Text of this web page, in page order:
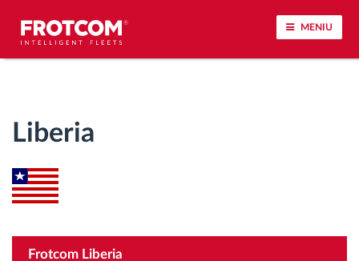
MENIU
Analiza stilului de condus
Monitorizarea timpilor de conducere
Liberia
Frotcom Liberia